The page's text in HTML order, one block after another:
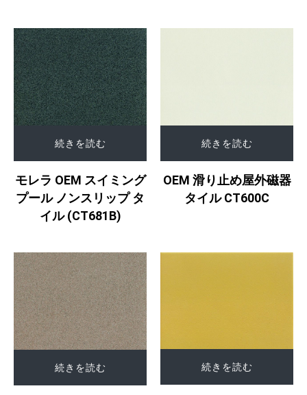
続きを読む
モレラ OEM スイミング
プール ノンスリップ タ
イル (CT681B)
続きを読む
OEM 滑り止め屋外磁器
タイル CT600C
続きを読む 続きを読む